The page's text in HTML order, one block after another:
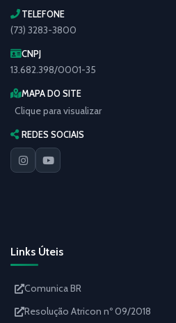
TELEFONE
(73) 3283-3800
CNPJ
13.682.398/0001-35
MAPA DO SITE
Clique para visualizar
REDES SOCIAIS
Links Úteis
Comunica BR
Resolução Atricon nº 09/2018